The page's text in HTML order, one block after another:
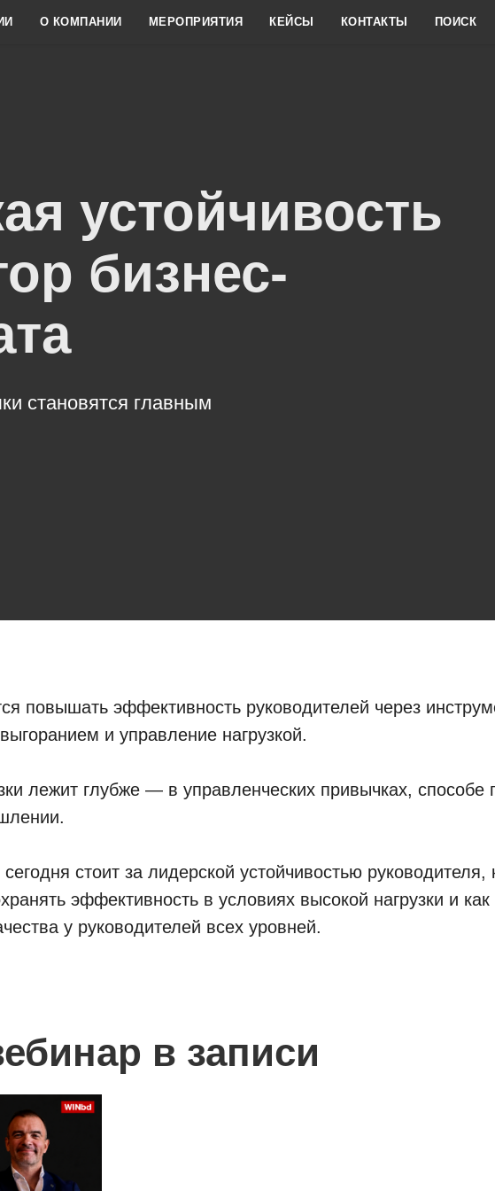
О КОМПАНИИ МЕРОПРИЯТИЯ КЕЙСЫ КОНТАКТЫ ПОИСК
устойчивость
бизнес-
становятся главным
повышать эффективность руководителей через
и управление нагрузкой.
лежит глубже — в управленческих привычках, способе
стоит за лидерской устойчивостью руководителя,
эффективность в условиях высокой нагрузки и
у руководителей всех уровней.
в записи